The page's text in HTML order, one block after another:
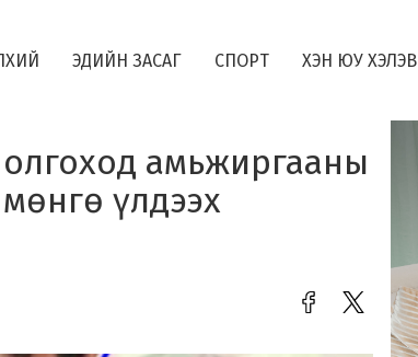
ЭДИЙН ЗАСАГ СПОРТ ХЭН ЮУ ХЭЛЭВ
амьжиргааны
үлдээх